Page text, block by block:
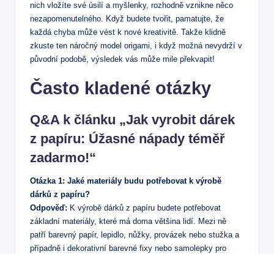
nich vložíte své úsilí a myšlenky, rozhodně vznikne něco
nezapomenutelného. Když budete tvořit, pamatujte, že
každá chyba může vést k nové kreativitě. Takže klidně
zkuste ten náročný model origami, i když možná nevydrží v
původní podobě, výsledek vás může mile překvapit!
Často kladené otázky
Q&A k článku „Jak vyrobit dárek
z papíru: Úžasné nápady téměř
zadarmo!“
Otázka 1: Jaké materiály budu potřebovat k výrobě
dárků z papíru?
Odpověď: K výrobě dárků z papíru budete potřebovat
základní materiály, které má doma většina lidí. Mezi ně
patří barevný papír, lepidlo, nůžky, provázek nebo stužka a
případně i dekorativní barevné fixy nebo samolepky pro